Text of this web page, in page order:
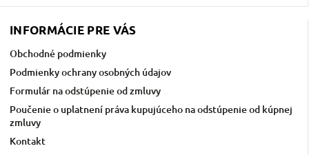
INFORMÁCIE PRE VÁS
Obchodné podmienky
Podmienky ochrany osobných údajov
Formulár na odstúpenie od zmluvy
Poučenie o uplatnení práva kupujúceho na odstúpenie od kúpnej
zmluvy
Kontakt